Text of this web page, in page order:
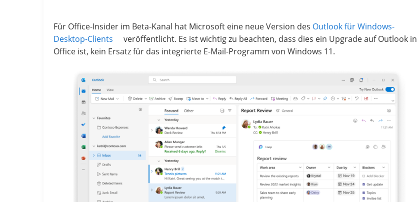
Für Office-Insider im Beta-Kanal hat Microsoft eine neue Version des Outlook für Windows-
Desktop-Clients
veröffentlicht. Es ist wichtig zu beachten, dass dies ein Upgrade auf Outlook in
Office ist, kein Ersatz für das integrierte E-Mail-Programm von Windows 11.